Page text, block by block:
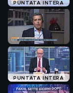
PUNTATA INTERA
PUNTATA INTERA